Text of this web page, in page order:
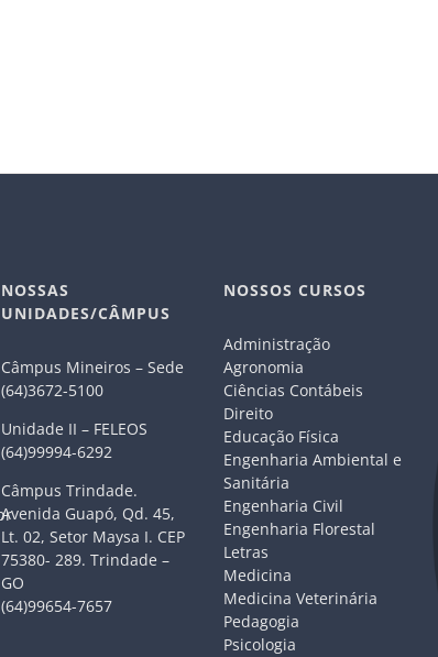
NOSSAS
UNIDADES/CÂMPUS
Câmpus Mineiros – Sede
(64)3672-5100
Unidade II – FELEOS
(64)99994-6292
Câmpus Trindade.
Avenida Guapó, Qd. 45,
Lt. 02, Setor Maysa I. CEP
75380- 289. Trindade –
GO
(64)99654-7657
NOSSOS CURSOS
Administração
Agronomia
Ciências Contábeis
Direito
Educação Física
Engenharia Ambiental e
Sanitária
Engenharia Civil
Engenharia Florestal
Letras
Medicina
Medicina Veterinária
Pedagogia
Psicologia